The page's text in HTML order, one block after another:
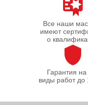
Все наши
имеют
о
Гарантия на
виды работ до